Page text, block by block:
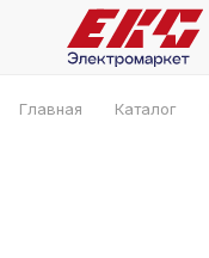
Главная Каталог